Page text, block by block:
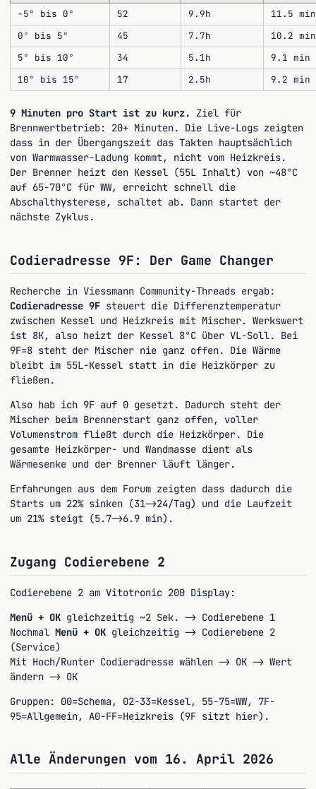
-5° bis 0° 52 9.9h
11.5 min
0° bis 5°
45 7.7h
10.2 min
5° bis 10°
34 5.1h
9.1 min
10° bis 15°
17 2.5h 9.2 min
9 Minuten pro Start ist zu kurz.
Ziel für
Brennwertbetrieb: 20+ Minuten. Die Live-Logs zeigten
dass in der Übergangszeit das Takten hauptsächlich
von Warmwasser-Ladung kommt, nicht vom Heizkreis.
Der Brenner heizt den Kessel (55L Inhalt) von ~48°C
auf 65-70°C für WW, erreicht schnell die
Abschalthysterese, schaltet ab. Dann startet der
nächste Zyklus.
Codieradresse 9F: Der Game Changer
Recherche in Viessmann Community-Threads ergab:
Codieradresse 9F steuert die Differenztemperatur
zwischen Kessel und Heizkreis mit Mischer. Werkswert
ist 8K, also heizt der Kessel 8°C über VL-Soll. Bei
9F=8 steht der Mischer nie ganz offen. Die Wärme
bleibt im 55L-Kessel statt in die Heizkörper zu
fließen.
Also hab ich 9F auf 0 gesetzt. Dadurch steht der
Mischer beim Brennerstart ganz offen, voller
Volumenstrom fließt durch die Heizkörper. Die
gesamte Heizkörper- und Wandmasse dient als
Wärmesenke und der Brenner läuft länger.
Erfahrungen aus dem Forum zeigten dass dadurch die
Starts um 22% sinken (31->24/Tag) und die Laufzeit
um 21% steigt (5.7->6.9 min).
Zugang Codierebene 2
Codierebene 2 am Vitotronic 200 Display:
Menü + OK gleichzeitig ~2 Sek. -> Codierebene 1
Nochmal Menü + OK gleichzeitig -> Codierebene 2
(Service)
Mit Hoch/Runter Codieradresse wählen -> OK -> Wert
ändern -> OK
Gruppen: 00=Schema, 02-33=Kessel, 55-75=WW, 7F-
95=Allgemein, A0-FF=Heizkreis (9F sitzt hier).
Alle Änderungen vom 16. April 2026